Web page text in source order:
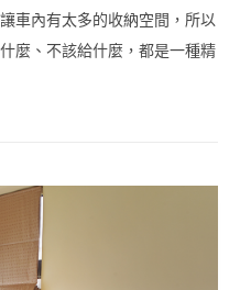
車內有太多的收納空間，所以
麼、不該給什麼，都是一種精